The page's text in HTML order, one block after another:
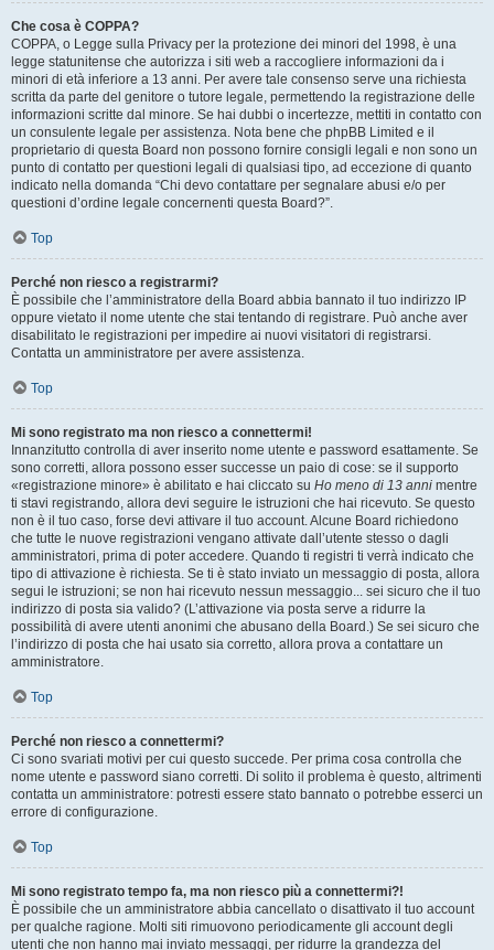
Che cosa è COPPA?
COPPA, o Legge sulla Privacy per la protezione dei minori del 1998, è una
legge statunitense che autorizza i siti web a raccogliere informazioni da i
minori di età inferiore a 13 anni. Per avere tale consenso serve una richiesta
scritta da parte del genitore o tutore legale, permettendo la registrazione delle
informazioni scritte dal minore. Se hai dubbi o incertezze, mettiti in contatto con
un consulente legale per assistenza. Nota bene che phpBB Limited e il
proprietario di questa Board non possono fornire consigli legali e non sono un
punto di contatto per questioni legali di qualsiasi tipo, ad eccezione di quanto
indicato nella domanda “Chi devo contattare per segnalare abusi e/o per
questioni d’ordine legale concernenti questa Board?”.
Top
Perché non riesco a registrarmi?
È possibile che l’amministratore della Board abbia bannato il tuo indirizzo IP
oppure vietato il nome utente che stai tentando di registrare. Può anche aver
disabilitato le registrazioni per impedire ai nuovi visitatori di registrarsi.
Contatta un amministratore per avere assistenza.
Top
Mi sono registrato ma non riesco a connettermi!
Innanzitutto controlla di aver inserito nome utente e password esattamente. Se
sono corretti, allora possono esser successe un paio di cose: se il supporto
«registrazione minore» è abilitato e hai cliccato su Ho meno di 13 anni mentre
ti stavi registrando, allora devi seguire le istruzioni che hai ricevuto. Se questo
non è il tuo caso, forse devi attivare il tuo account. Alcune Board richiedono
che tutte le nuove registrazioni vengano attivate dall’utente stesso o dagli
amministratori, prima di poter accedere. Quando ti registri ti verrà indicato che
tipo di attivazione è richiesta. Se ti è stato inviato un messaggio di posta, allora
segui le istruzioni; se non hai ricevuto nessun messaggio... sei sicuro che il tuo
indirizzo di posta sia valido? (L’attivazione via posta serve a ridurre la
possibilità di avere utenti anonimi che abusano della Board.) Se sei sicuro che
l’indirizzo di posta che hai usato sia corretto, allora prova a contattare un
amministratore.
Top
Perché non riesco a connettermi?
Ci sono svariati motivi per cui questo succede. Per prima cosa controlla che
nome utente e password siano corretti. Di solito il problema è questo, altrimenti
contatta un amministratore: potresti essere stato bannato o potrebbe esserci un
errore di configurazione.
Top
Mi sono registrato tempo fa, ma non riesco più a connettermi?!
È possibile che un amministratore abbia cancellato o disattivato il tuo account
per qualche ragione. Molti siti rimuovono periodicamente gli account degli
utenti che non hanno mai inviato messaggi, per ridurre la grandezza del